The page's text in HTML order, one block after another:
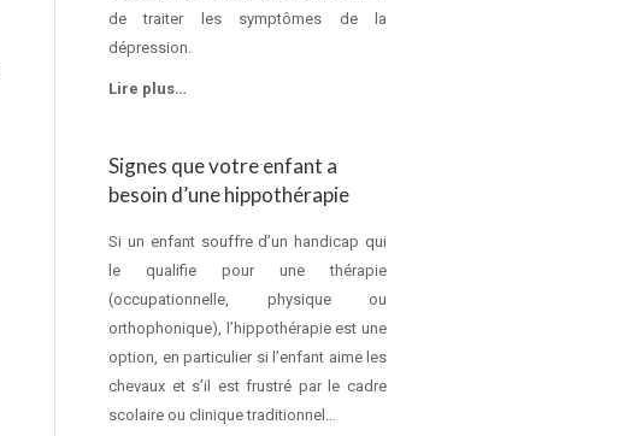
de traiter les symptômes de la
dépression.
Lire plus…
Signes que votre enfant a
besoin d’une hippothérapie
Si un enfant souffre d’un handicap qui
le qualifie pour une thérapie
(occupationnelle, physique ou
orthophonique), l’hippothérapie est une
option, en particulier si l’enfant aime les
chevaux et s’il est frustré par le cadre
scolaire ou clinique traditionnel…